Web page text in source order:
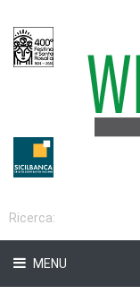
MENU